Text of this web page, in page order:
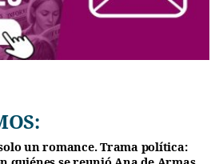
un romance. Trama política: